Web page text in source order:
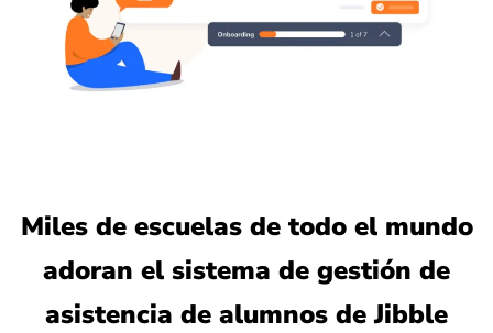
Miles de escuelas de todo el mundo
adoran el sistema de gestión de
asistencia de alumnos de Jibble